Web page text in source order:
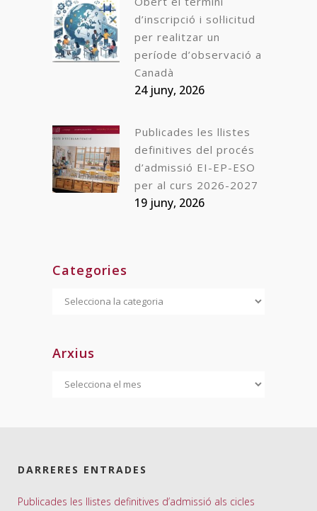
d’inscripció i sol·licitud
per realitzar un
període d’observació a
Canadà
24 juny, 2026
Publicades les llistes
definitives del procés
d’admissió EI-EP-ESO
per al curs 2026-2027
19 juny, 2026
Categories
Categories
Arxius
Arxius
DARRERES ENTRADES
Publicades les llistes definitives d’admissió als cicles